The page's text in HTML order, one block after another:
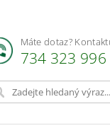
Máte dotaz?
734 323 996